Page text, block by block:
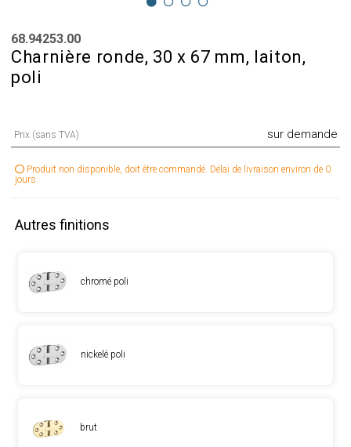
68.94253.00
Charnière ronde, 30 x 67 mm, laiton,
poli
Prix (sans TVA) sur demande
Produit non disponible, doit être commandé. Délai de livraison environ de 0
jours.
Autres finitions
chromé poli
nickelé poli
brut